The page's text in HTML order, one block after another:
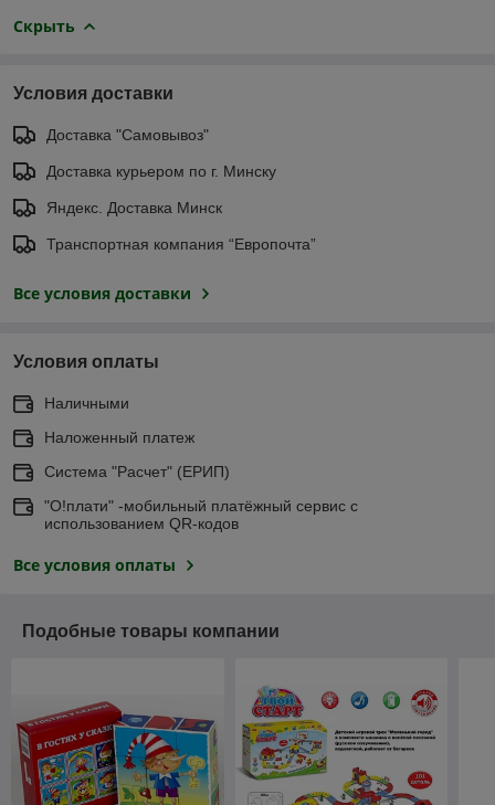
Скрыть
Условия доставки
Доставка "Самовывоз"
Доставка курьером по г. Минску
Яндекс. Доставка Минск
Транспортная компания “Европочта”
Все условия доставки
Условия оплаты
Наличными
Наложенный платеж
Система "Расчет" (ЕРИП)
"О!плати" -мобильный платёжный сервис с
использованием QR-кодов
Все условия оплаты
Подобные товары компании